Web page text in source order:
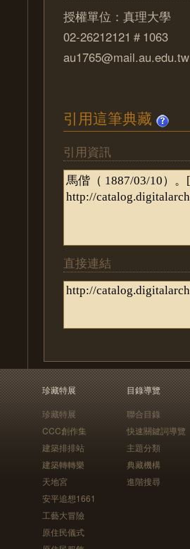
授權單位：真理大學
02-26212121＃1063
au1765@mail.au.edu.tw
引用這筆典藏
引用資訊
直接連結
珍藏特展
珍藏特展
CCC創作集
建築排排站
建築轉轉樂
天地宮
安平追想1661
工藝大冒險
原住民儀式
目錄導覽
聯合目錄
快速關鍵詞導覽
主題分類
典藏機構
進階搜尋